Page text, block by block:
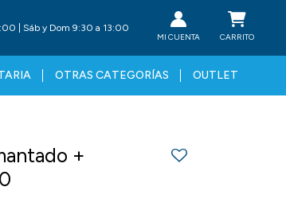
OTRAS CATEGORÍAS OUTLET
| Sáb y Dom 9:30 a 13:00
+